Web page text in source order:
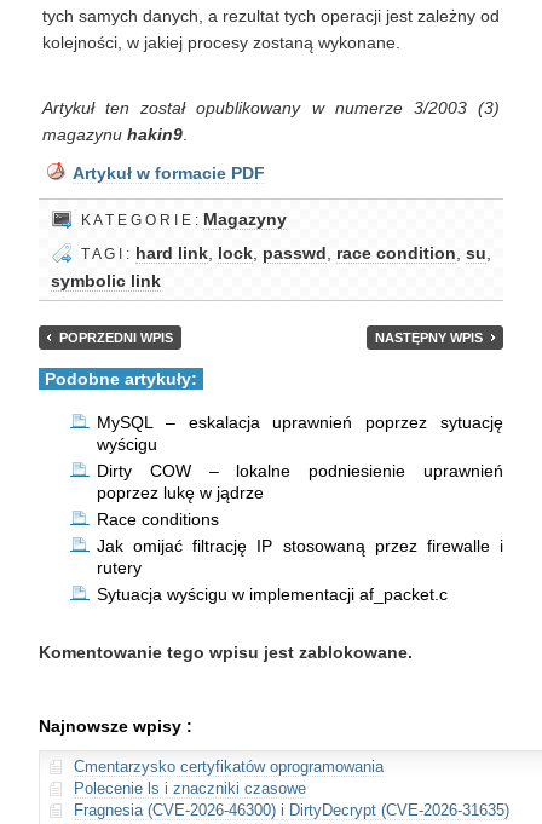
tych samych danych, a rezultat tych operacji jest zależny od
kolejności, w jakiej procesy zostaną wykonane.
Artykuł ten został opublikowany w numerze 3/2003 (3)
magazynu hakin9
Artykuł w formacie PDF
K A T E G O R I E : Magazyny
T A G I : hard link, lock, passwd race condition ,su
symbolic link
POPRZEDNI WPIS NASTĘPNY WPIS
Podobne artykuły:
MySQL – eskalacja uprawnień poprzez sytuację
wyścigu
Dirty COW – lokalne podniesienie uprawnień
poprzez lukę w jądrze
Race conditions
Jak omijać filtrację IP stosowaną przez firewalle i
rutery
Sytuacja wyścigu w implementacji af_packet.c
Komentowanie tego wpisu jest zablokowane.
Najnowsze wpisy :
Cmentarzysko certyfikatów oprogramowania
Polecenie ls i znaczniki czasowe
Fragnesia (CVE-2026-46300) i DirtyDecrypt (CVE-2026-31635)